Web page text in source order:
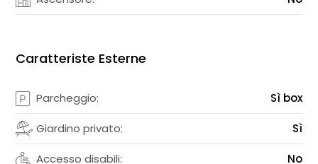
Caratteriste Esterne
Parcheggio: Sì box
Giardino privato: Sì
Accesso disabili: No